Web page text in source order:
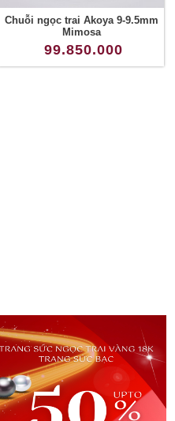
Chuỗi ngọc trai Akoya 9-9.5mm
Mimosa
99.850.000